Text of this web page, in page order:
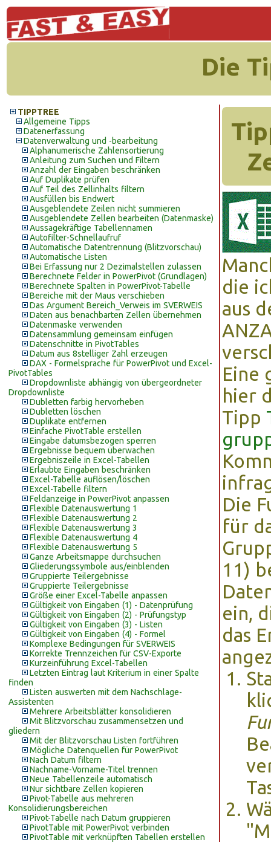
Die
TIPPTREE
Allgemeine Tipps
Datenerfassung
Datenverwaltung und -bearbeitung
Alphanumerische Zahlensortierung
Anleitung zum Suchen und Filtern
Anzahl der Eingaben beschränken
Auf Duplikate prüfen
Auf Teil des Zellinhalts filtern
Ausfüllen bis Endwert
Ausgeblendete Zeilen nicht summieren
Ausgeblendete Zellen bearbeiten (Datenmaske)
Aussagekräftige Tabellennamen
Autofilter-Schnellaufruf
Automatische Datentrennung (Blitzvorschau)
Automatische Listen
Bei Erfassung nur 2 Dezimalstellen zulassen
Berechnete Felder in PowerPivot (Grundlagen)
Berechnete Spalten in PowerPivot-Tabelle
Bereiche mit der Maus verschieben
Das Argument Bereich_Verweis im SVERWEIS
Daten aus benachbarten Zellen übernehmen
Datenmaske verwenden
Datensammlung gemeinsam einfügen
Datenschnitte in PivotTables
Datum aus 8stelliger Zahl erzeugen
DAX - Formelsprache für PowerPivot und Excel-
PivotTables
Dropdownliste abhängig von übergeordneter
Dropdownliste
Dubletten farbig hervorheben
Dubletten löschen
Duplikate entfernen
Einfache PivotTable erstellen
Eingabe datumsbezogen sperren
Ergebnisse bequem überwachen
Ergebniszeile in Excel-Tabellen
Erlaubte Eingaben beschränken
Excel-Tabelle auflösen/löschen
Excel-Tabelle filtern
Feldanzeige in PowerPivot anpassen
Flexible Datenauswertung 1
Flexible Datenauswertung 2
Flexible Datenauswertung 3
Flexible Datenauswertung 4
Flexible Datenauswertung 5
Ganze Arbeitsmappe durchsuchen
Gliederungssymbole aus/einblenden
Gruppierte Teilergebnisse
Gruppierte Teilergebnisse
Größe einer Excel-Tabelle anpassen
Gültigkeit von Eingaben (1) - Datenprüfung
Gültigkeit von Eingaben (2) - Prüfungstyp
Gültigkeit von Eingaben (3) - Listen
Gültigkeit von Eingaben (4) - Formel
Komplexe Bedingungen für SVERWEIS
Korrekte Trennzeichen für CSV-Exporte
Kurzeinführung Excel-Tabellen
Letzten Eintrag laut Kriterium in einer Spalte
finden
Listen auswerten mit dem Nachschlage-
Assistenten
Mehrere Arbeitsblätter konsolidieren
Mit Blitzvorschau zusammensetzen und
gliedern
Mit der Blitzvorschau Listen fortführen
Mögliche Datenquellen für PowerPivot
Nach Datum filtern
Nachname-Vorname-Titel trennen
Neue Tabellenzeile automatisch
Nur sichtbare Zellen kopieren
Pivot-Tabelle aus mehreren
Konsolidierungsbereichen
Pivot-Tabelle nach Datum gruppieren
PivotTable mit PowerPivot verbinden
PivotTable mit verknüpften Tabellen erstellen
die
aus
Eine
hier
Tipp
Die
für
11)
ein,
das